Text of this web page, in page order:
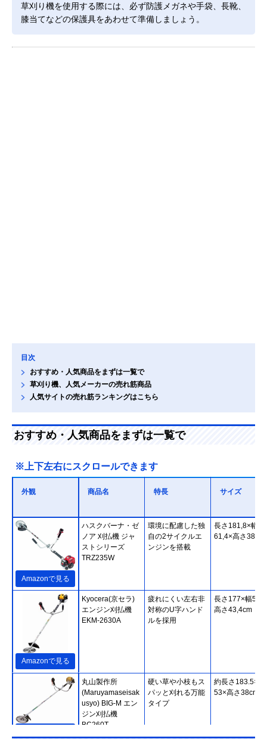
草刈り機を使用する際には、必ず防護メガネや手袋、長靴、
膝当てなどの保護具をあわせて準備しましょう。
目次
おすすめ・人気商品をまずは一覧で
草刈り機、人気メーカーの売れ筋商品
人気サイトの売れ筋ランキングはこちら
おすすめ・人気商品をまずは一覧で
※上下左右にスクロールできます
外観 商品名 特長 サイズ
Amazonで見る
ハスクバーナ・ゼ
ノア 刈払機 ジャ
ストシリーズ
TRZ235W
環境に配慮した独
自の2サイクルエ
ンジンを搭載
長さ181,8×幅
61,4×高さ
Amazonで見る
Kyocera(京セラ)
エンジン刈払機
EKM-2630A
疲れにくい左右非
対称のU字ハンド
ルを採用
長さ177×幅
高さ43,4cm
丸山製作所
(Maruyamaseisak
usyo) BIG-M エン
ジン刈払機
BC260T
硬い草や小枝もス
パッと刈れる万能
タイプ
約長さ183.5×幅
53×高さ38cm